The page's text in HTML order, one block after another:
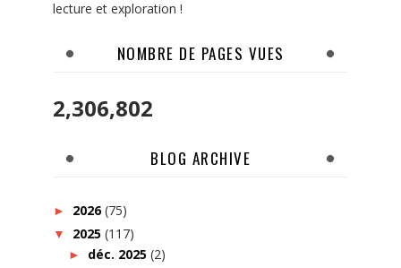
lecture et exploration !
NOMBRE DE PAGES VUES
2,306,802
BLOG ARCHIVE
► 2026(75)
▼ 2025 (117)
► déc. 2025 (2)